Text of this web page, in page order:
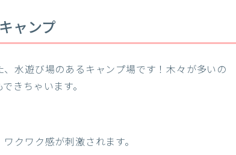
ャンプ
水遊び場のあるキャンプ場です！木々が多いの
きちゃいます。
クワク感が刺激されます。